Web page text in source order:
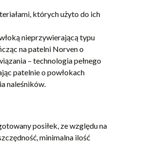
których użyto do ich
nieprzywierającą typu
na patelni Norven o
– technologia pełnego
patelnie o powłokach
naleśników.
posiłek, ze względu na
minimalna ilość